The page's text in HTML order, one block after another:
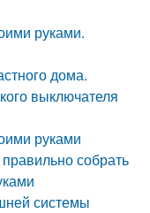
руками.
дома.
выключателя
руками
собрать
системы